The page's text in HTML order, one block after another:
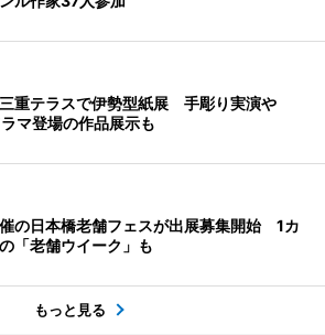
重テラスで伊勢型紙展 手彫り実演や
マ登場の作品展示も
の日本橋老舗フェスが出展募集開始 1カ
「老舗ウイーク」も
もっと見る